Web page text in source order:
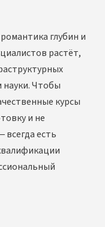
глубин и
растёт,
науки. Чтобы
курсы
и не
есть